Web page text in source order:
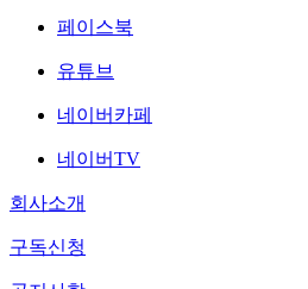
페이스북
유튜브
네이버카페
네이버TV
회사소개
구독신청